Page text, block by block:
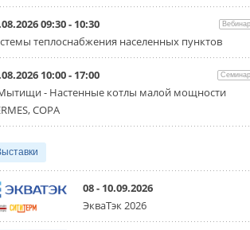
«Русклимат» укрепляет
партнёрство за Уралом
Президент Омского землячества в
Москве Михаил Тимошенко посетил
Омск с трёхдневным рабочим
31 ИЮЛЯ 2026
Carrier модернизирует
19XR
Mitsubishi расширяет
направление систем
охлаждения для ЦОД
09:30 - 10:30 Вебинар
теплоснабжения населенных пунктов
10:00 - 17:00 Семинар
- Настенные котлы малой мощности
COPA
08 - 10.09.2026
ЭкваТэк 2026